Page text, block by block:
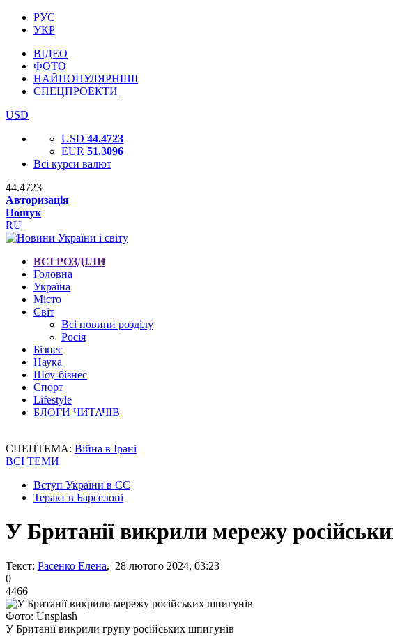
РУС
УКР
ВІДЕО
ФОТО
НАЙПОПУЛЯРНІШІ
СПЕЦПРОЕКТИ
USD
USD 44.4723
EUR 51.3096
Всі курси валют
44.4723
Авторизація
Пошук
RU
ВСІ РОЗДІЛИ
Головна
Україна
Місто
Світ
Всі новини розділу
Росія
Бізнес
Наука
Шоу-бізнес
Спорт
Lifestyle
БЛОГИ ЧИТАЧІВ
СПЕЦТЕМА: Війна в Ірані
ВСІ ТЕМИ
Вступ України в ЄС
Теракт в Барселоні
У Британії викрили мережу
Текст: Расенко Елена, 28 лютого 2024, 03:23
0
4466
Фото: Unsplash
У Британії викрили групу російських шпигунів